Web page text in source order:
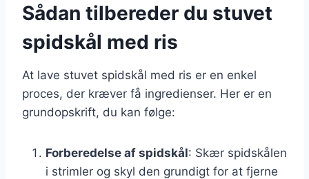
Sådan tilbereder du stuvet
spidskål med ris
At lave stuvet spidskål med ris er en enkel
proces, der kræver få ingredienser. Her er en
grundopskrift, du kan følge:
Forberedelse af spidskål: Skær spidskålen
i strimler og skyl den grundigt for at fjerne